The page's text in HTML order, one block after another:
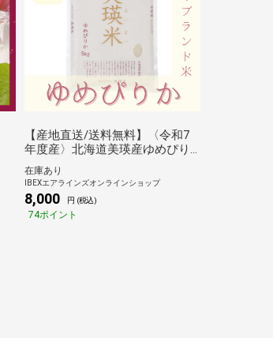
【産地直送/送料無料】〈令和7
年度産〉北海道美瑛産ゆめぴり
か（5kg）
在庫あり
IBEXエアラインズオンラインショップ
8,000 円 (税込)
74ポイント